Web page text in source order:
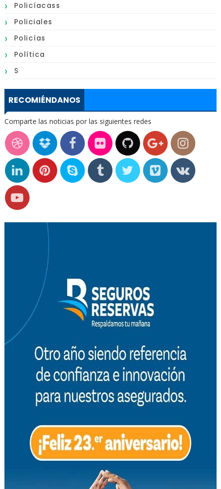
Policíacass
Policiales
Policías
Política
S
RECOMIÉNDANOS
Comparte las noticias por las siguientes redes